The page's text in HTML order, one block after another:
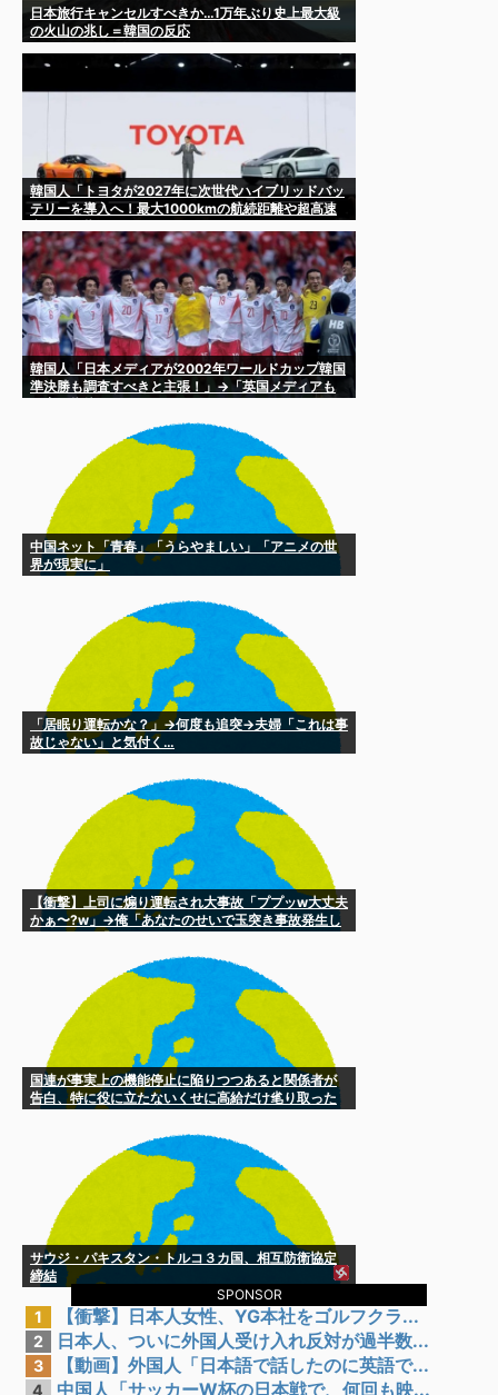
SPONSOR
日本旅行キャンセルすべきか…1万年ぶり史上最大級
の火山の兆し＝韓国の反応
韓国人「トヨタが2027年に次世代ハイブリッドバッ
テリーを導入へ！最大1000kmの航続距離や超高速
韓国人「日本メディアが2002年ワールドカップ韓国
準決勝も調査すべきと主張！」→「英国メディアも
中国ネット「青春」「うらやましい」「アニメの世
界が現実に」
「居眠り運転かな？」→何度も追突→夫婦「これは事
故じゃない」と気付く…
【衝撃】上司に煽り運転され大事故「ププッw大丈夫
かぁ〜?w」→俺「あなたのせいで玉突き事故発生し
国連が事実上の機能停止に陥りつつあると関係者が
告白、特に役に立たないくせに高給だけ毟り取った
サウジ・パキスタン・トルコ３カ国、相互防衛協定
締結
1 【衝撃】日本人女性、YG本社をゴルフクラ...
2 日本人、ついに外国人受け入れ反対が過半数...
3 【動画】外国人「日本語で話したのに英語で...
4 中国人「サッカーW杯の日本戦で、何回も映...